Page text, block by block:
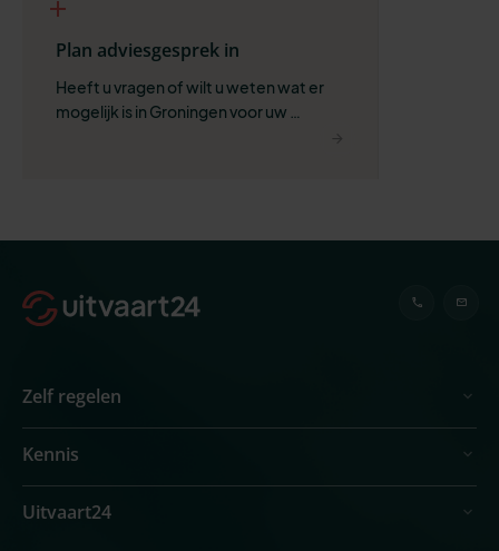
Plan adviesgesprek in
Heeft u vragen of wilt u weten wat er
mogelijk is in Groningen voor uw
Zelf regelen
Kennis
Uitvaart24